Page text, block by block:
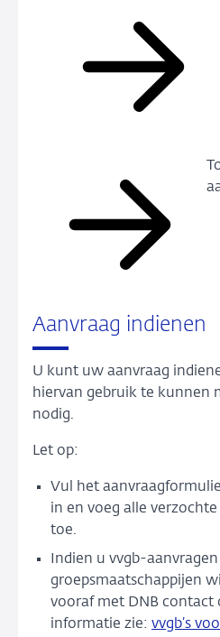
Aanvraag indienen
U kunt uw aanvraag
hiervan gebruik te kunnen
nodig.
Let op:
Vul het
in en voeg alle
toe.
Indien u vvgb-
groepsmaatschappijen
vooraf met DNB contact
informatie zie: vvgb’s